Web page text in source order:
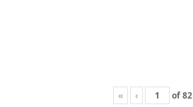
« ‹ of82